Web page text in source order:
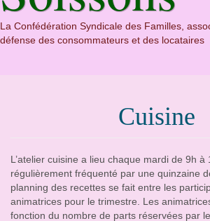
La Confédération Syndicale des Familles,
défense des consommateurs et des locataires
Cuisine
L’atelier cuisine a lieu chaque mardi de 9h à
régulièrement fréquenté par une quinzaine
planning des recettes se fait entre les
animatrices pour le trimestre. Les
fonction du nombre de parts réservées par